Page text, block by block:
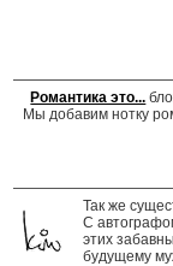
Романтика это...
Мы добавим нотку
Так же
С
этих
будущему